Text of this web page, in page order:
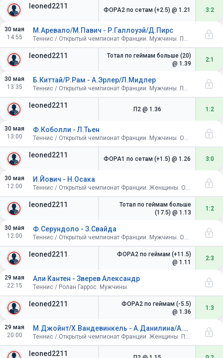
leoned2211 ФОРА2 по сетам (+2.5) @ 1.21 3:2
30 мая
14:55
leoned2211
М.Аревало/М.Павич - Р.Галлоуэй/Д.Пирс
Теннис / Открытый чемпионат Франции. Мужчины. Пары. 1/16 финала
Тотал по геймам больше (20)
@ 1.39
2:1
30 мая
13:35
leoned2211
Б.Киттай/Р.Рам - А.Эрлер/Л.Мидлер
Теннис / Открытый чемпионат Франции. Мужчины. Пары. 1/16 финала
П2 @ 1.36 1:2
30 мая
13:00
leoned2211
Ф.Коболли - Л.Тьен
Теннис / Открытый чемпионат Франции. Мужчины. Одиночный разряд. 1/16 финала
ФОРА1 по сетам (+1.5) @ 1.26 3:0
30 мая
12:00
leoned2211
И.Йович - Н.Осака
Теннис / Открытый чемпионат Франции. Женщины. Одиночный разряд. 1/16 финала
Тотал по геймам больше
(17.5) @ 1.13
1:2
30 мая
12:00
leoned2211
Ф.Серундоло - З.Свайда
Теннис / Открытый чемпионат Франции. Мужчины. Одиночный разряд. 1/16 финала
ФОРА2 по геймам (+11.5)
@ 1.11
2:3
29 мая
22:15
leoned2211
Али Кантен - Зверев Александр
Теннис / Ролан Гаррос. Мужчины.
ФОРА2 по геймам (-5.5)
@ 1.36
1:3
29 мая
20:00
leoned2211
М.Джойнт/Х.Вандевинкель - А.Данилина/А.Крунич
Теннис / Открытый чемпионат Франции. Женщины. Пары. 1/16 финала